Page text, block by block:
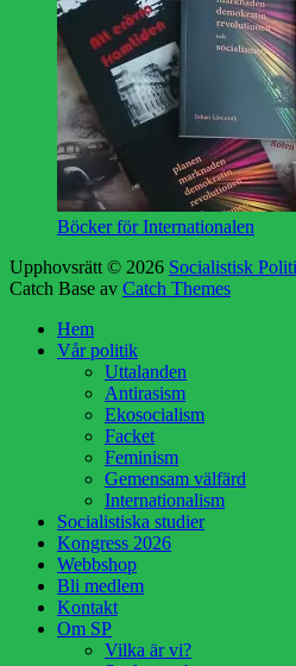
Böcker för Internationalen
Upphovsrätt © 2026 Socialistisk
Catch Base av Catch Themes
Hem
Vår politik
Uttalanden
Antirasism
Ekosocialism
Facket
Feminism
Gemensam välfärd
Internationalism
Socialistiska studier
Kongress 2026
Webbshop
Bli medlem
Kontakt
Om SP
Vilka är vi?